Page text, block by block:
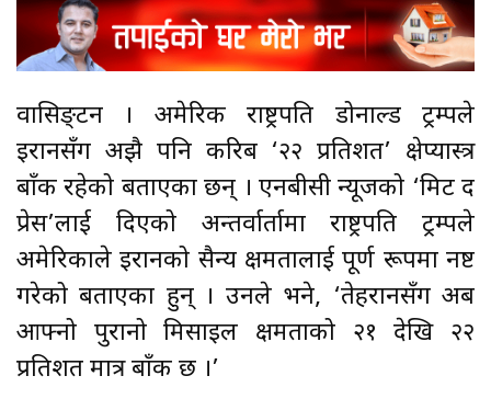
वासिङ्टन । अमेरिकी राष्ट्रपति डोनाल्ड ट्रम्पले
इरानसँग अझै पनि करिब ‘२२ प्रतिशत’ क्षेप्यास्त्र
बाँकी रहेको बताएका छन् । एनबीसी न्यूजको ‘मिट द
प्रेस’लाई दिएको अन्तर्वार्तामा राष्ट्रपति ट्रम्पले
अमेरिकाले इरानको सैन्य क्षमतालाई पूर्ण रूपमा नष्ट
गरेको बताएका हुन् । उनले भने, ‘तेहरानसँग अब
आफ्नो पुरानो मिसाइल क्षमताको २१ देखि २२
प्रतिशत मात्र बाँकी छ ।’